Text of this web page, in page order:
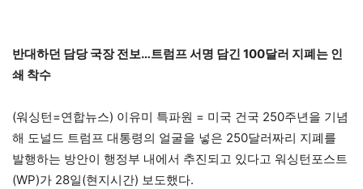
반대하던 담당 국장 전보…트럼프 서명 담긴 100달러 지폐는 인
쇄 착수
(워싱턴=연합뉴스) 이유미 특파원 = 미국 건국 250주년을 기념
해 도널드 트럼프 대통령의 얼굴을 넣은 250달러짜리 지폐를
발행하는 방안이 행정부 내에서 추진되고 있다고 워싱턴포스트
(WP)가 28일(현지시간) 보도했다.